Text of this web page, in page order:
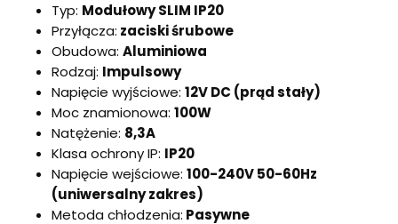
Typ: Modułowy SLIM IP20
Przyłącza: zaciski śrubowe
Obudowa: Aluminiowa
Rodzaj: Impulsowy
Napięcie wyjściowe: 12V DC (prąd stały)
Moc znamionowa: 100W
Natężenie: 8,3A
Klasa ochrony IP: IP20
Napięcie wejściowe: 100-240V 50-60Hz
(uniwersalny zakres)
Metoda chłodzenia: Pasywne